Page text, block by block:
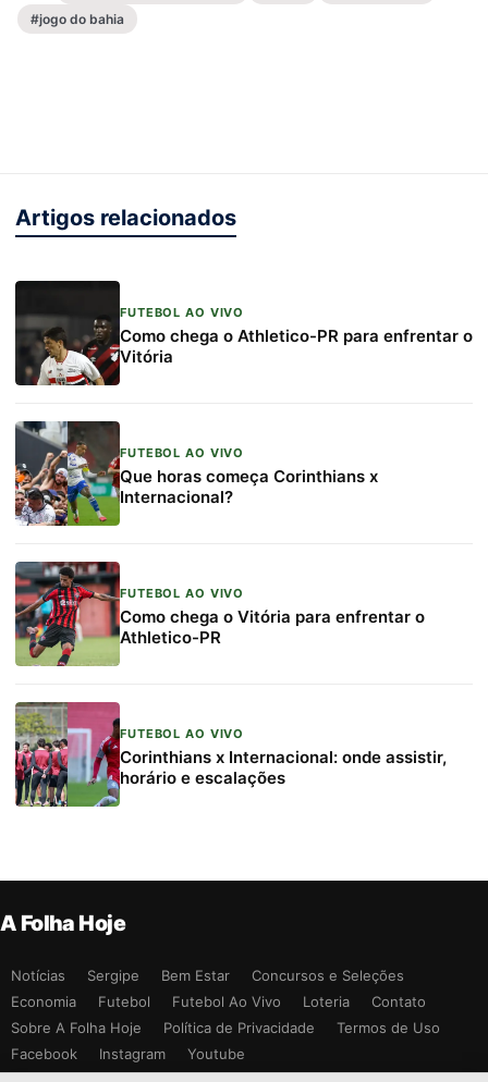
#jogo do bahia
Artigos relacionados
FUTEBOL AO VIVO
Como chega o Athletico-PR para enfrentar o
Vitória
FUTEBOL AO VIVO
Que horas começa Corinthians x
Internacional?
FUTEBOL AO VIVO
Como chega o Vitória para enfrentar o
Athletico-PR
FUTEBOL AO VIVO
Corinthians x Internacional: onde assistir,
horário e escalações
A Folha Hoje
Notícias Sergipe Bem Estar
Concursos e Seleções
Economia
Futebol Futebol Ao Vivo Loteria
Contato
Sobre A Folha Hoje
Política de Privacidade
Termos de Uso
Facebook
Instagram Youtube